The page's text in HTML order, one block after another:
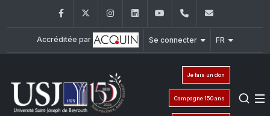
FacebookTwitter InstagramLinkedInYouTube+961 71 540 419
Accréditée par Se connecter FR
Je fais un don
Campagne 150 ans